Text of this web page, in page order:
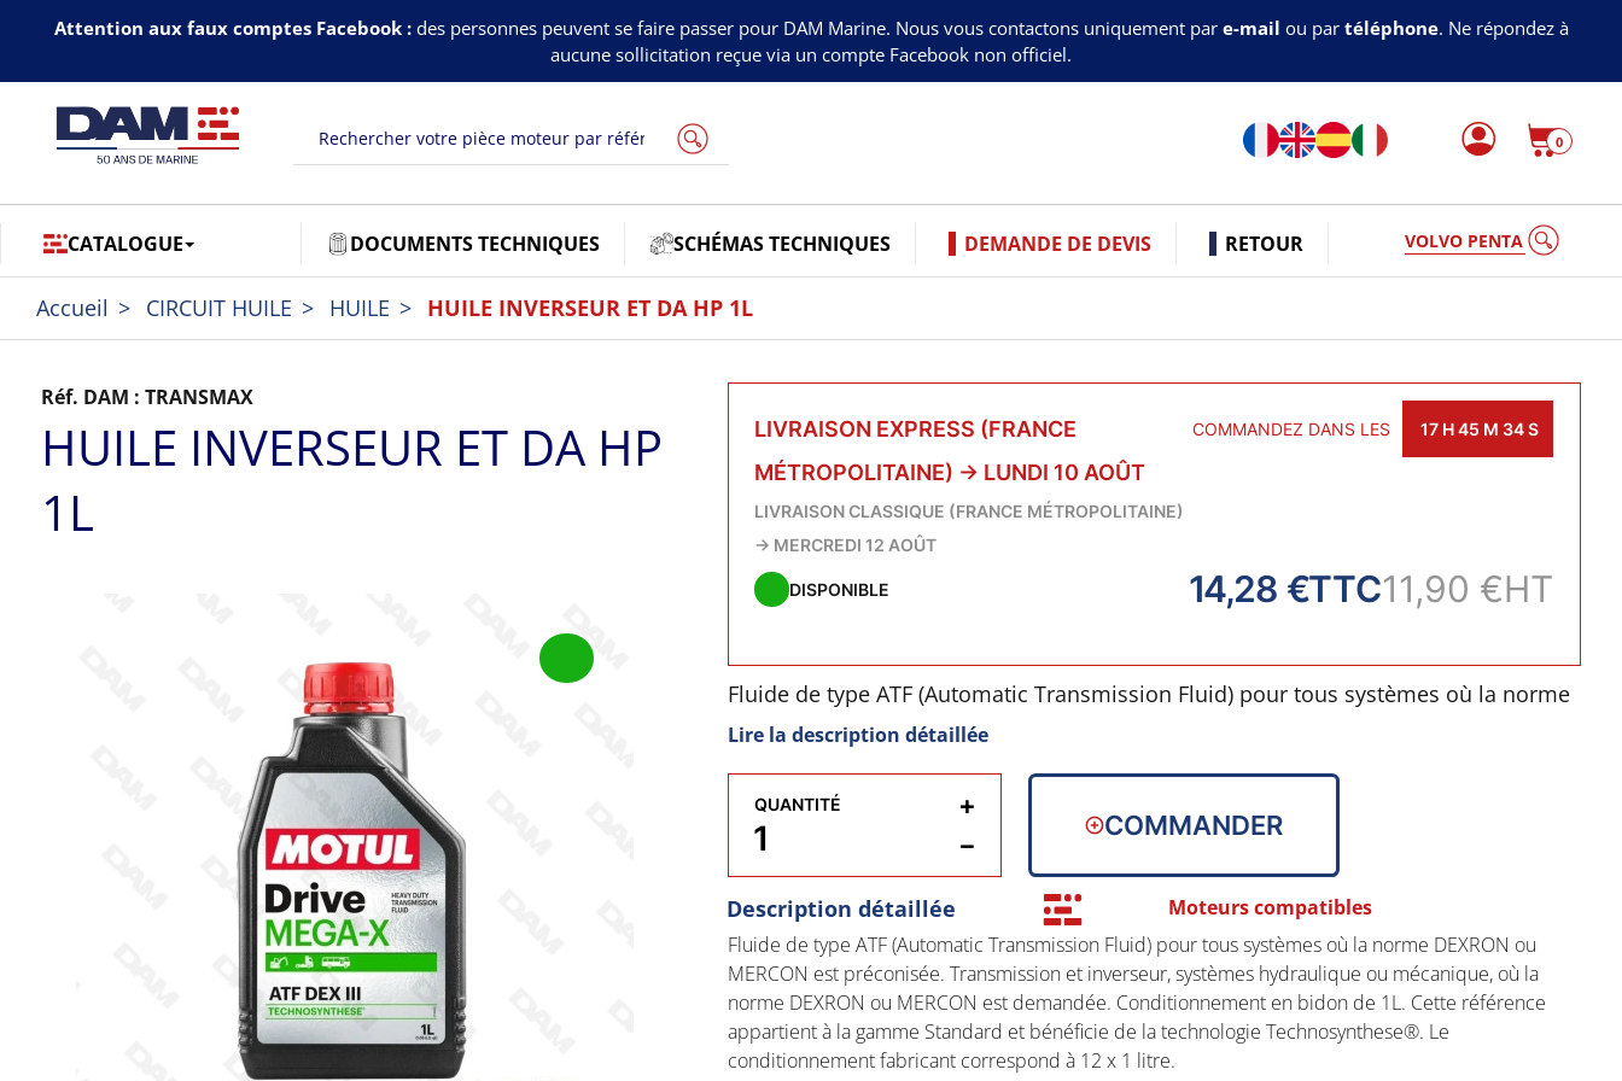
Attention aux faux comptes Facebook :des personnes peuvent se faire passer pour DAM Marine. Nous vous contactons uniquement par e-mail ou par téléphone. Ne répondez à
aucune sollicitation reçue via un compte Facebook non officiel.
0
CATALOGUE DOCUMENTS TECHNIQUES SCHÉMAS TECHNIQUES DEMANDE DE DEVIS RETOUR VOLVO PENTA
Accueil CIRCUIT HUILE HUILE HUILE INVERSEUR ET DA HP 1L
Réf. DAM :TRANSMAX
HUILE INVERSEUR ET DA HP
1L
LIVRAISON EXPRESS (FRANCE
MÉTROPOLITAINE) → LUNDI 10 AOÛT
LIVRAISON CLASSIQUE (FRANCE MÉTROPOLITAINE)
→ MERCREDI 12 AOÛT
COMMANDEZ DANS LES 17 H45 M 33S
DISPONIBLE 14,28 €TTC11,90 €HT
Fluide de type ATF (Automatic Transmission Fluid) pour tous systèmes où la norme
DEXRON ou MERCON est préconisée. Transmission et inverseur, systèmes
Conditionnement en bidon de 1L. Cette référence appartient à la gamme Standard
et bénéficie de la technologie Technosynthese®. Le conditionnement fabricant
correspond à 12 x 1 litre.
Lire la description détaillée
QUANTITÉ
−
+
COMMANDER
Description détaillée
Moteurs compatibles
Fluide de type ATF (Automatic Transmission Fluid) pour tous systèmes où la norme DEXRON ou
MERCON est préconisée. Transmission et inverseur, systèmes hydraulique ou mécanique, où la
norme DEXRON ou MERCON est demandée. Conditionnement en bidon de 1L. Cette référence
appartient à la gamme Standard et bénéficie de la technologie Technosynthese®. Le
conditionnement fabricant correspond à 12 x 1 litre.